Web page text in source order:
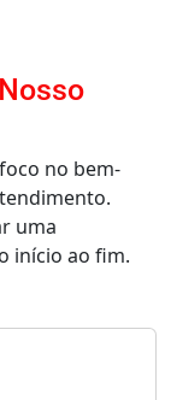
no bem-
uma
início ao fim.